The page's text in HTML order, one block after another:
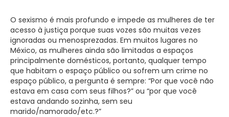
O sexismo é mais profundo e impede as mulheres de ter
acesso à justiça porque suas vozes são muitas vezes
ignoradas ou menosprezadas. Em muitos lugares no
México, as mulheres ainda são limitadas a espaços
principalmente domésticos, portanto, qualquer tempo
que habitam o espaço público ou sofrem um crime no
espaço público, a pergunta é sempre: “Por que você não
estava em casa com seus filhos?” ou “por que você
estava andando sozinha, sem seu
marido/namorado/etc.?”